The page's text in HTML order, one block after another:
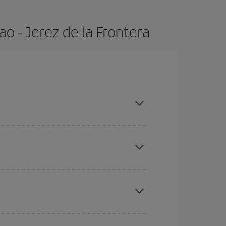
- Jerez de la Frontera
cercanos